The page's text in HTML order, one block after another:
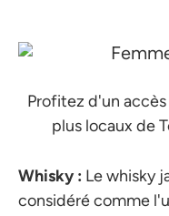
Profitez d'un
plus locaux de
Whisky : Le whisky
considéré comme